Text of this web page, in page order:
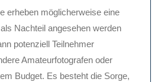
erheben möglicherweise eine
Nachteil angesehen werden
potenziell Teilnehmer
Amateurfotografen oder
Budget. Es besteht die Sorge,